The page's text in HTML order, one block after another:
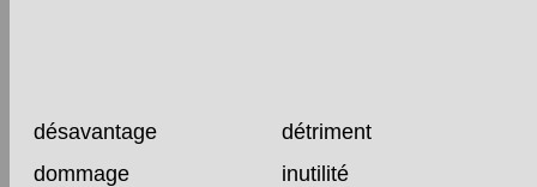
désavantage
détriment
dommage
inutilité